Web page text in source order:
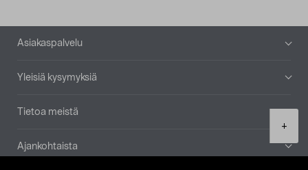
+
Alatunniste
Asiakaspalvelu
Yleisiä kysymyksiä
Tietoa meistä
Ajankohtaista